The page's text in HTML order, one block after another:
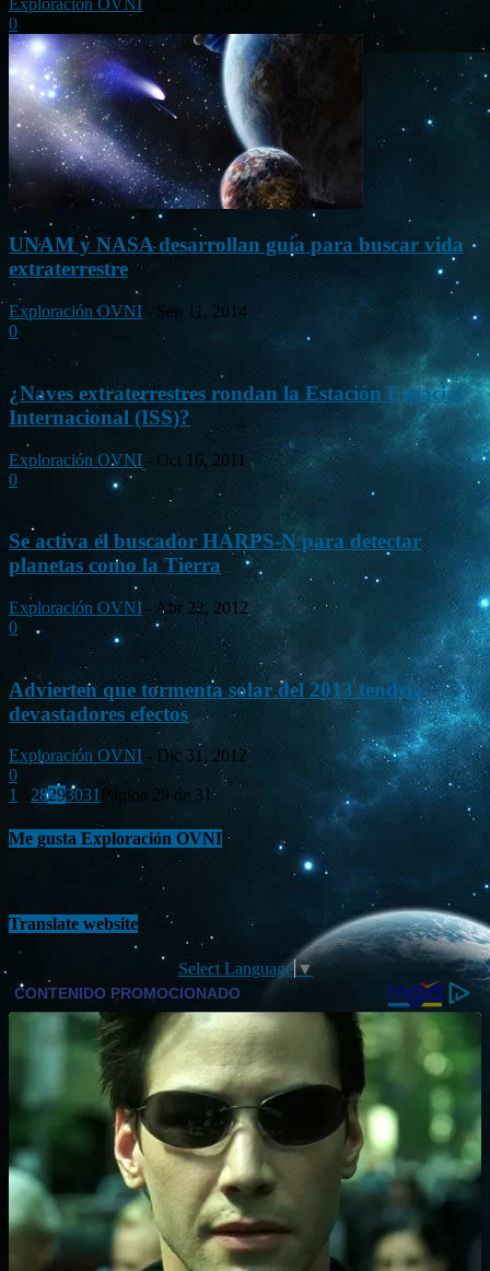
0
UNAM y NASA desarrollan guía para buscar vida
extraterrestre
Exploración OVNI - Sep 11, 2014
0
¿Naves extraterrestres rondan la Estación Espacial
Internacional (ISS)?
Exploración OVNI - Oct 16, 2011
0
Se activa el buscador HARPS-N para detectar
planetas como la Tierra
Exploración OVNI - Abr 22, 2012
0
Advierten que tormenta solar del 2013 tendría
devastadores efectos
Exploración OVNI - Dic 31, 2012
0
1
28293031 Página 29 de 31
Me gusta Exploración OVNI
Translate website
Select Language▼